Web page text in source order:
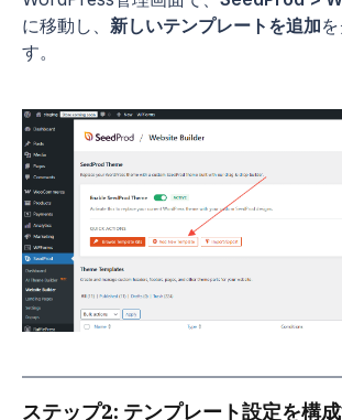
に移動し、 新しいテンプレートを追加
す。
ステップ2: テンプレート設定を構